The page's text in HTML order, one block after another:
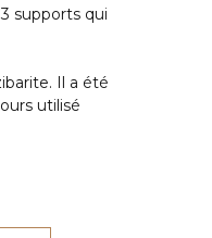
supports qui
Il a été
utilisé